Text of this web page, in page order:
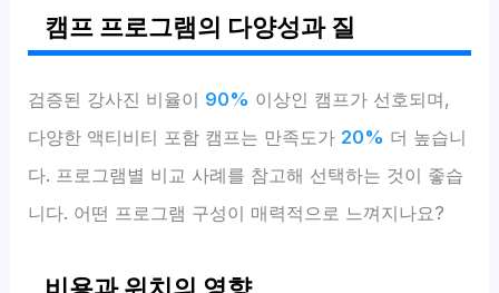
캠프 프로그램의 다양성과 질
검증된 강사진 비율이 90% 이상인 캠프가 선호되며,
다양한 액티비티 포함 캠프는 만족도가 20% 더 높습니
다. 프로그램별 비교 사례를 참고해 선택하는 것이 좋습
니다. 어떤 프로그램 구성이 매력적으로 느껴지나요?